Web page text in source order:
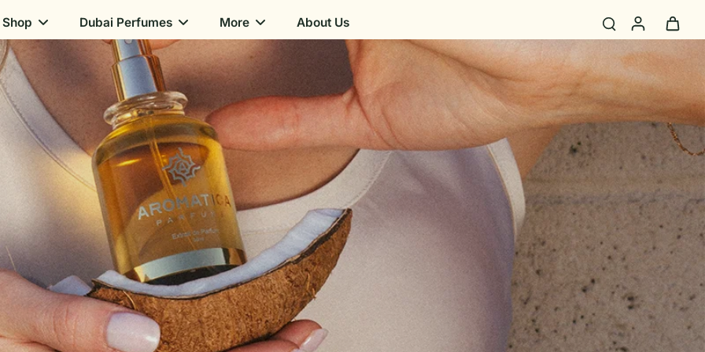
Shop Dubai Perfumes More About Us